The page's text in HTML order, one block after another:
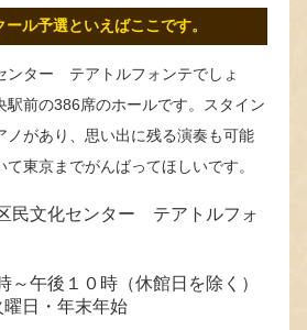
ール予選といえばここです。
ンター テアトルフォンテでしょ
駅前の386席のホールです。スタイン
ノがあり、思い出に残る演奏も可能
東京までがんばってほしいです。
民文化センター テアトルフォ
午後１０時（休館日を除く）
日・年末年始